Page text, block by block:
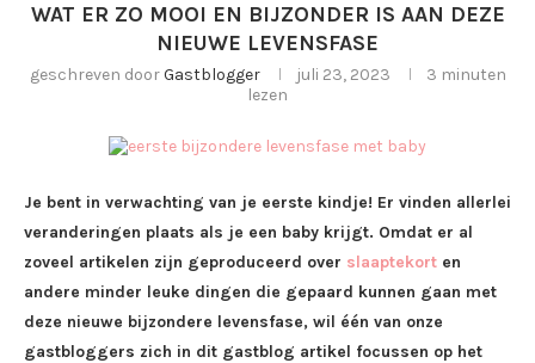
WAT ER ZO MOOI EN BIJZONDER IS AAN DEZE
NIEUWE LEVENSFASE
geschreven doorGastblogger juli 23, 2023
3 minuten
lezen
Je bent in verwachting van je eerste kindje! Er vinden allerlei
veranderingen plaats als je een baby krijgt. Omdat er al
zoveel artikelen zijn geproduceerd over slaaptekort en
andere minder leuke dingen die gepaard kunnen gaan met
deze nieuwe bijzondere levensfase, wil één van onze
gastbloggers zich in dit gastblog artikel focussen op het